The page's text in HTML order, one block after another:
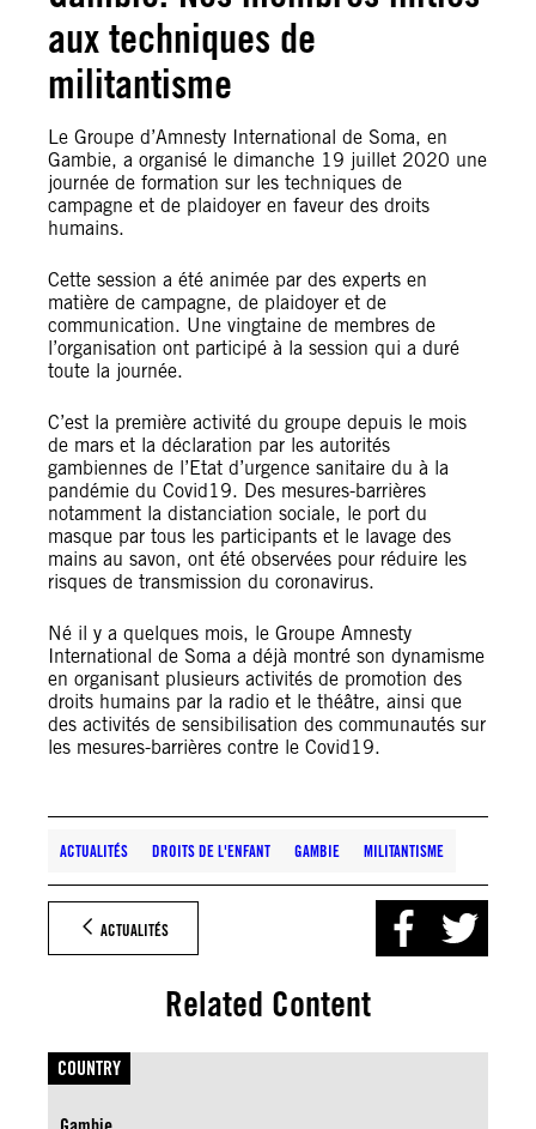
aux techniques de
militantisme
Le Groupe d’Amnesty International de Soma, en
Gambie, a organisé le dimanche 19 juillet 2020 une
journée de formation sur les techniques de
campagne et de plaidoyer en faveur des droits
humains.
Cette session a été animée par des experts en
matière de campagne, de plaidoyer et de
communication. Une vingtaine de membres de
l’organisation ont participé à la session qui a duré
toute la journée.
C’est la première activité du groupe depuis le mois
de mars et la déclaration par les autorités
gambiennes de l’Etat d’urgence sanitaire du à la
pandémie du Covid19. Des mesures-barrières
notamment la distanciation sociale, le port du
masque par tous les participants et le lavage des
mains au savon, ont été observées pour réduire les
risques de transmission du coronavirus.
Né il y a quelques mois, le Groupe Amnesty
International de Soma a déjà montré son dynamisme
en organisant plusieurs activités de promotion des
droits humains par la radio et le théâtre, ainsi que
des activités de sensibilisation des communautés sur
les mesures-barrières contre le Covid19.
ACTUALITÉS DROITS DE L'ENFANT GAMBIE MILITANTISME
ACTUALITÉS
Related Content
COUNTRY